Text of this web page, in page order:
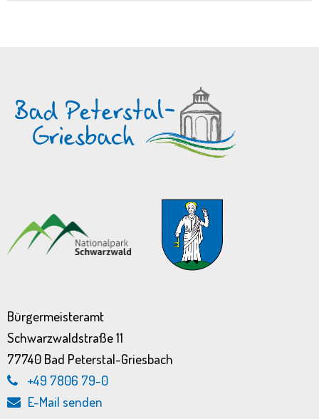
Bürgermeisteramt
Schwarzwaldstraße 11
77740 Bad Peterstal-Griesbach
+49 7806 79-0
E-Mail senden